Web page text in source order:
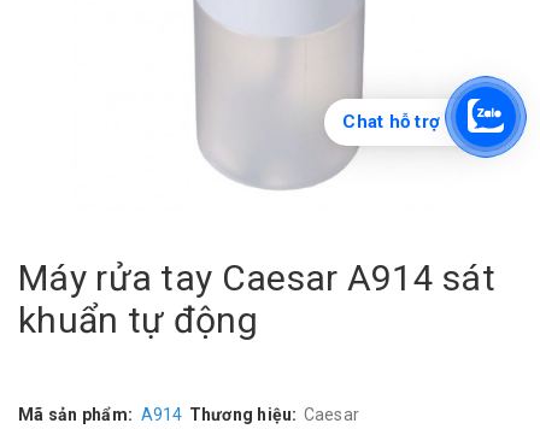
Máy rửa tay Caesar A914 sát
khuẩn tự động
Mã sản phẩm: A914 Thương hiệu: Caesar
Chat hỗ trợ